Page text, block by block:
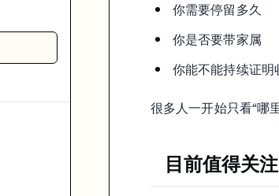
4 件事
节奏
你需要停留多久
你是否要带家属
你能不能持续证明
很多人一开始只看“哪
目前值得关